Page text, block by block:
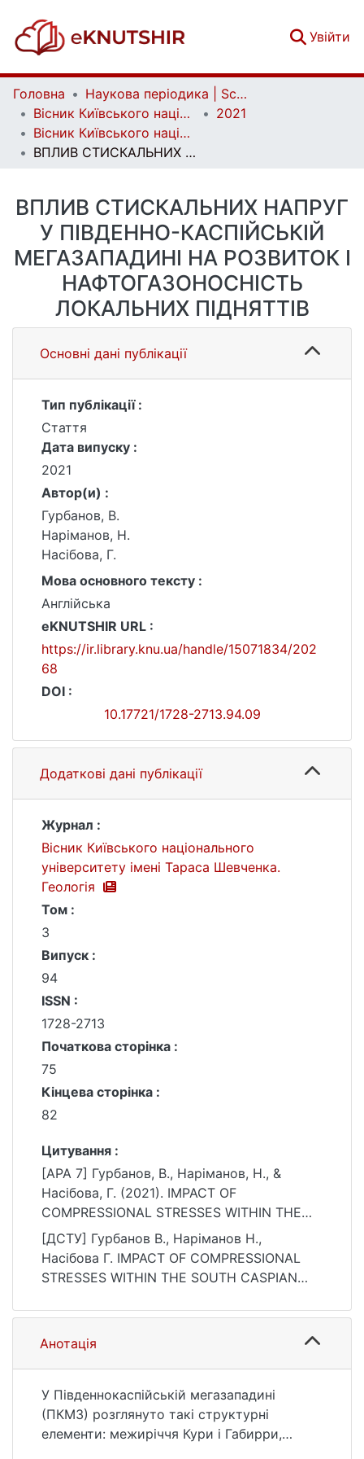
Увійти
Головна
Наукова періодика | Scientific periodicals
Вісник Київського національного університету імені Тараса Шевченка. Геологія | Visnyk of Taras Shevchenko National University of Kyiv. Geology
2021
Вісник Київського національного університету імені Тараса Шевченка. Геологія. 3(94)
ВПЛИВ СТИСКАЛЬНИХ НАПРУГ У ПІВДЕННО-КАСПІЙСЬКІЙ МЕГАЗАПАДИНІ НА РОЗВИТОК І НАФТОГАЗОНОСНІСТЬ ЛОКАЛЬНИХ ПІДНЯТТІВ
ВПЛИВ СТИСКАЛЬНИХ НАПРУГ
У ПІВДЕННО-КАСПІЙСЬКІЙ
МЕГАЗАПАДИНІ НА РОЗВИТОК І
НАФТОГАЗОНОСНІСТЬ
ЛОКАЛЬНИХ ПІДНЯТТІВ
Основні дані публікації
Тип публікації :
Стаття
Дата випуску :
2021
Автор(и) :
Гурбанов, В.
Наріманов, Н.
Насібова, Г.
Мова основного тексту :
Англійська
eKNUTSHIR URL :
https://ir.library.knu.ua/handle/15071834/202
68
DOI :
10.17721/1728-2713.94.09
Додаткові дані публікації
Журнал :
Вісник Київського національного
університету імені Тараса Шевченка.
Геологія
Том :
3
Випуск :
94
ISSN :
1728-2713
Початкова сторінка :
75
Кінцева сторінка :
82
Цитування :
[APA 7] Гурбанов, В., Наріманов, Н., &
Насібова, Г. (2021). IMPACT OF
COMPRESSIONAL STRESSES WITHIN THE
SOUTH CASPIAN MEGADEPRESSION UPON
EVOLUTION AND OIL AND GAS CONTENT
OF LOCAL UPLIFTS. Вісник Київського
Шевченка. Геологія, 3(94), 75–82.
[ДСТУ] Гурбанов В., Наріманов Н.,
Насібова Г. IMPACT OF COMPRESSIONAL
STRESSES WITHIN THE SOUTH CASPIAN
OIL AND GAS CONTENT OF LOCAL UPLIFTS.
Вісник Київського національного
університету імені Тараса Шевченка.
10.17721/1728-2713.94.09 (date of access:
25.07.2026).
Анотація
У Південнокаспійській мегазападині
(ПКМЗ) розглянуто такі структурні
елементи: межиріччя Кури і Габирри,